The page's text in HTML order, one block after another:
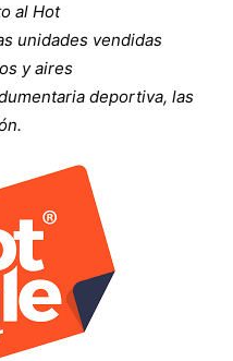
al Hot
unidades vendidas
y aires
deportiva, las